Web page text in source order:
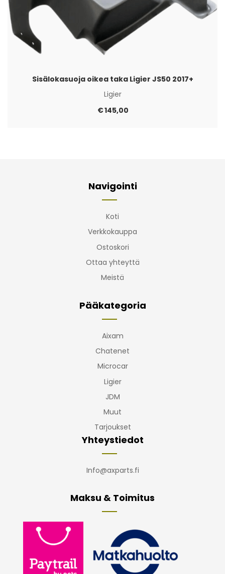
Sisälokasuoja oikea taka Ligier JS50 2017+
Ligier
€145,00
Navigointi
Koti
Verkkokauppa
Ostoskori
Ottaa yhteyttä
Meistä
Pääkategoria
Aixam
Chatenet
Microcar
Ligier
JDM
Muut
Tarjoukset
Yhteystiedot
Info@axparts.fi
Maksu & Toimitus